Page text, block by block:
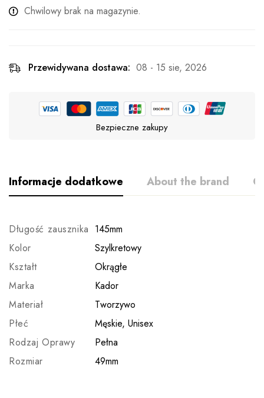
Chwilowy brak na magazynie.
Przewidywana dostawa: 08 - 15 sie, 2026
Bezpieczne zakupy
Informacje dodatkowe About the brand
Długość zausznika 145mm
Kolor
Szylkretowy
Kształt
Okrągłe
Marka
Kador
Materiał
Tworzywo
Płeć
Męskie, Unisex
Rodzaj Oprawy
Pełna
Rozmiar
49mm